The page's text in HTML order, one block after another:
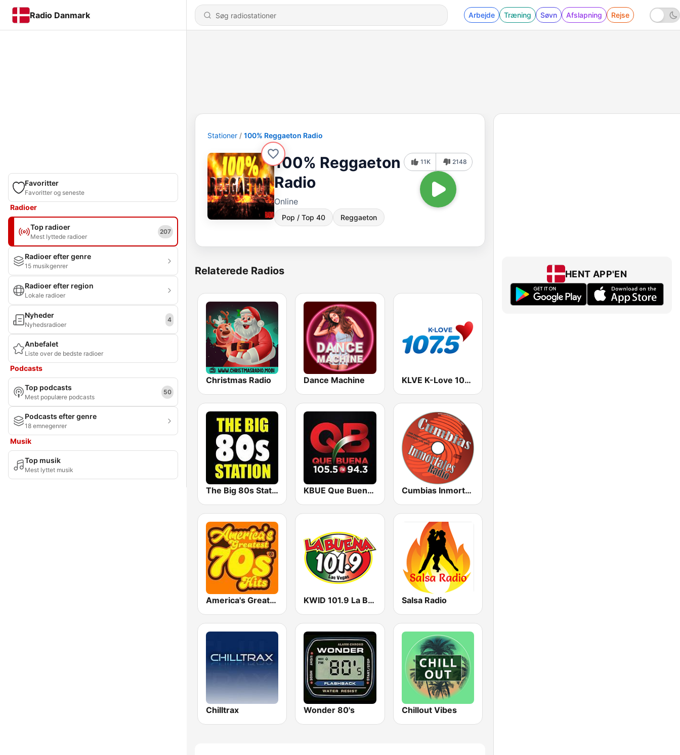
Radio Danmark Arbejde Træning Søvn Afslapning Rejse
Favoritter
Favoritter og seneste
Radioer
Top radioer
Mest lyttede radioer
207
Radioer efter genre
15 musikgenrer
Radioer efter region
Lokale radioer
Nyheder
Nyhedsradioer
4
Anbefalet
Liste over de bedste radioer
Podcasts
Top podcasts
Mest populære podcasts
50
Podcasts efter genre
18 emnegenrer
Musik
Top musik
Mest lyttet musik
Stationer 100% Reggaeton Radio
100% Reggaeton
Radio
Online
Pop / Top 40 Reggaeton
11K 2148
Relaterede Radios
Christmas Radio Dance Machine KLVE K-Love 107.5 FM (US Only)
The Big 80s Station KBUE Que Buena 105.5 / 94.3 FM (US Only) Cumbias Inmortales Radio
America's Greatest 70s Hits KWID 101.9 La Buena Salsa Radio
Chilltrax Wonder 80's Chillout Vibes
HENT APP'EN